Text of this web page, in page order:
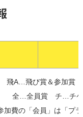
飛A…飛び賞＆参加賞
全…全員賞　チ…チ
費の「会員」は「プラ